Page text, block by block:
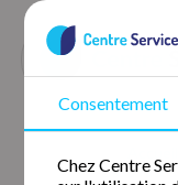
Consentement
Chez Centre
L